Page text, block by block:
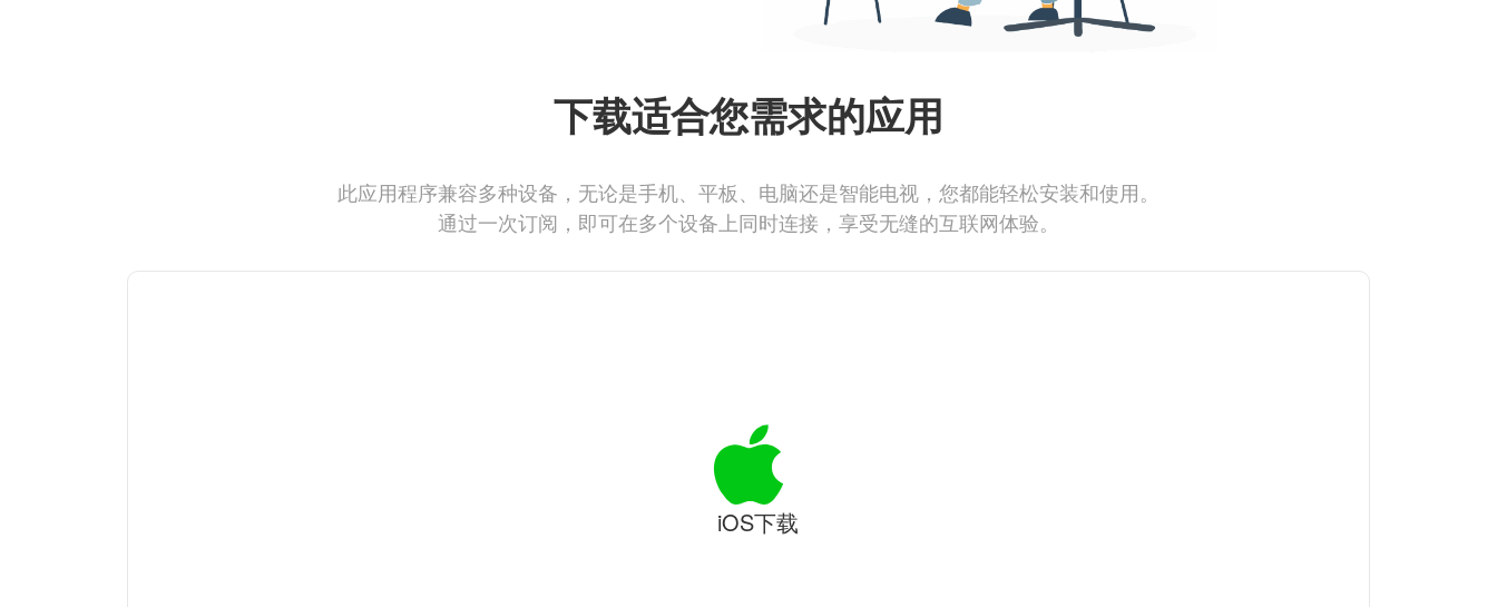
下载适合您需求的应用
此应用程序兼容多种设备，无论是手机、平板、电脑还是智能电视，您都能轻松安装和使用。
通过一次订阅，即可在多个设备上同时连接，享受无缝的互联网体验。
iOS下载